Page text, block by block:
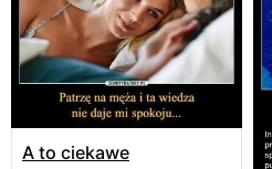
A to ciekawe